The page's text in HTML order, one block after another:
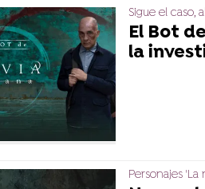
Sigue el caso,
El Bot
la
Personajes 'La